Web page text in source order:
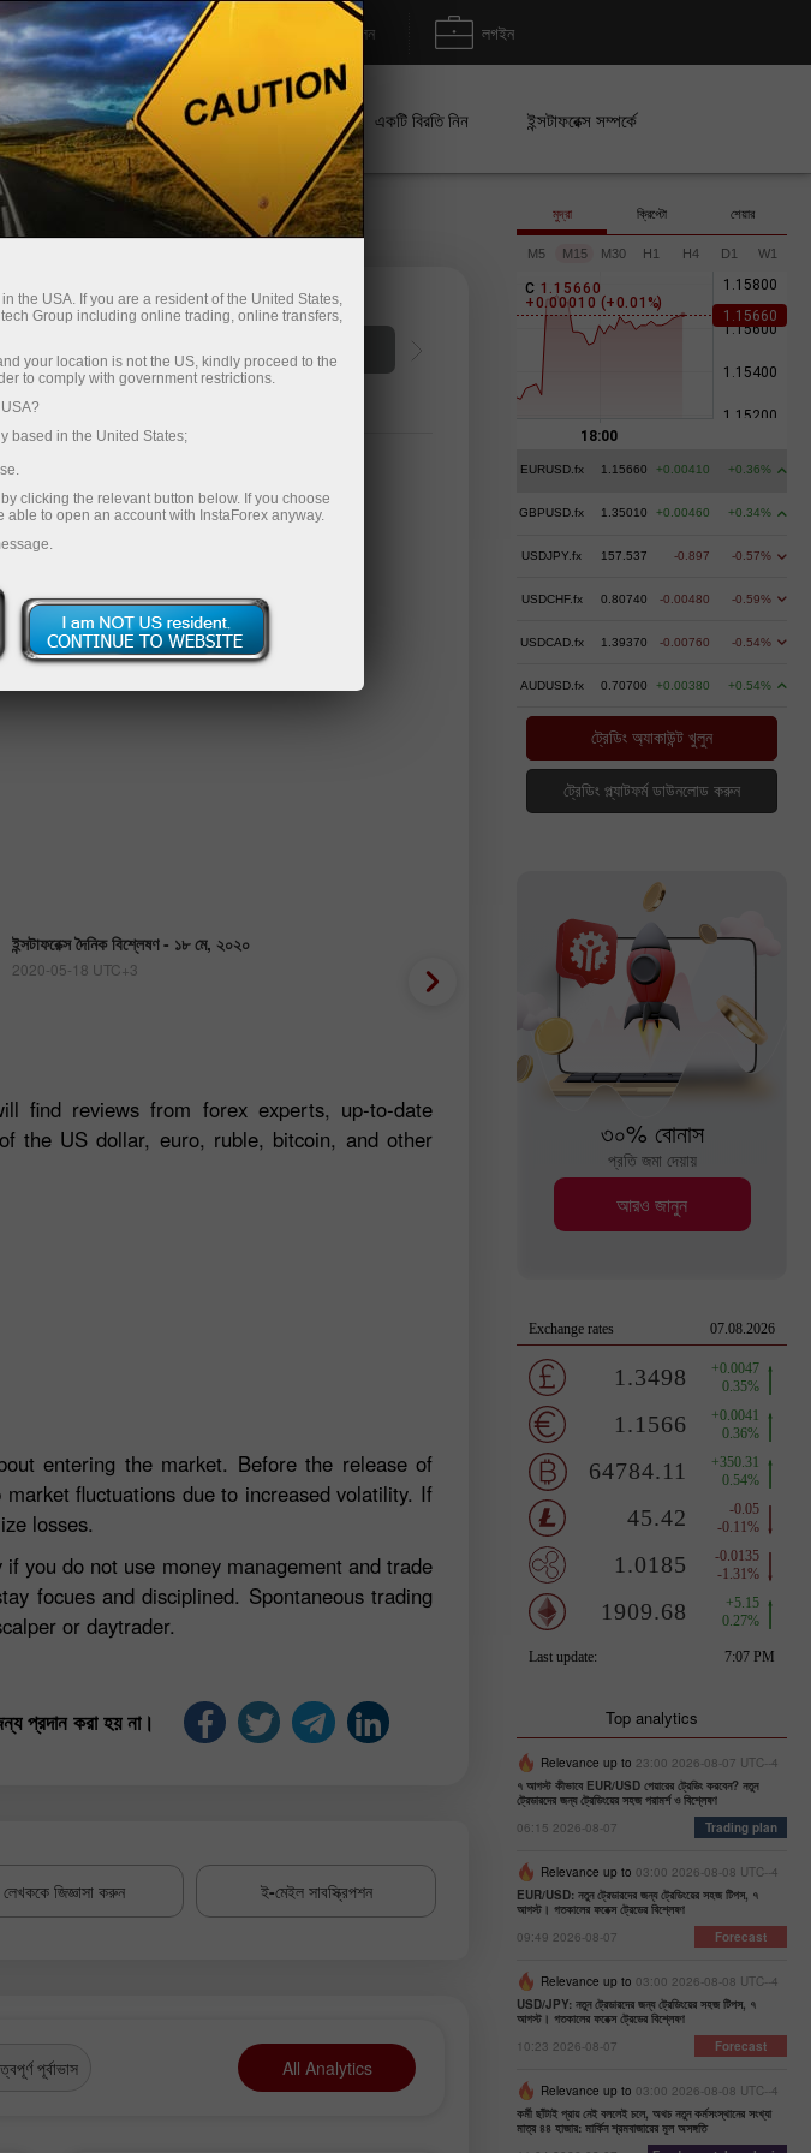
ট্রেডিং প্ল্যাটফর্ম জমা/উত্তোলন লগইন
অংশীদারদের জন্য ক্যাম্পেইন একটি বিরতি নিন ইন্সটাফরেক্স সম্পর্কে
ইন্সটাফরেক্স দৈনিক বিশ্লেষণ - ১৮ মে, ২০২০
2020-05-18 UTC+3
ইন্সটাফরেক্স দৈনিক বিশ্লেষণ - (১৪ মে,
2020-05-14 UTC+3
find reviews from forex experts, up-to-date
the US dollar, euro, ruble, bitcoin, and other
entering the market. Before the release of
fluctuations due to increased volatility. If
losses.
you do not use money management and trade
focues and disciplined. Spontaneous trading
or daytrader.
প্রদান করা হয় না।
লেখককে জিজ্ঞাসা করুন ই-মেইল সাবস্ক্রিপশন
পূর্বাভাস All Analytics
মুদ্রা ক্রিপ্টো শেয়ার
M5 M15 M30 H1 H4 D1 W1
C 1 . 1 5660
+0.000 1 0 (+0.0 1 %)
EURUSD.fx 1.15660 +0.00410 +0.36%
GBPUSD.fx 1.35010 +0.00460 +0.34%
USDJPY.fx 157.537 -0.897 -0.57%
USDCHF.fx 0.80740 -0.00480 -0.59%
USDCAD.fx 1.39370 -0.00760 -0.54%
AUDUSD.fx 0.70700 +0.00380 +0.54%
ট্রেডিং অ্যাকাউন্ট খুলুন
ট্রেডিং প্ল্যাটফর্ম ডাউনলোড করুন
৩০% বোনাস
প্রতি জমা দেয়ায়
আরও জানুন
Top analytics
Relevance up to 23:00 2026-08-07 UTC--4
৭ আগস্ট কীভাবে EUR/USD পেয়ারের ট্রেডিং করবেন? নতুন
ট্রেডারদের জন্য ট্রেডিংয়ের সহজ পরামর্শ ও বিশ্লেষণ
06:15 2026-08-07
Trading plan
Relevance up to 03:00 2026-08-08 UTC--4
EUR/USD: নতুন ট্রেডারদের জন্য ট্রেডিংয়ের সহজ টিপস, ৭
আগস্ট। গতকালের ফরেক্স ট্রেডের বিশ্লেষণ
09:49 2026-08-07
Forecast
Relevance up to 03:00 2026-08-08 UTC--4
USD/JPY: নতুন ট্রেডারদের জন্য ট্রেডিংয়ের সহজ টিপস, ৭
আগস্ট। গতকালের ফরেক্স ট্রেডের বিশ্লেষণ
10:23 2026-08-07
Forecast
Relevance up to 03:00 2026-08-08 UTC--4
কর্মী ছাঁটাই প্রায় নেই বললেই চলে, অথচ নতুন কর্মসংস্থানের সংখ্যা
মাত্র ৪৪ হাজার: মার্কিন শ্রমবাজারের মূল অসঙ্গতি
the USA. If you are a resident of the United States,
Group including online trading, online transfers,
your location is not the US, kindly proceed to the
to comply with government restrictions.
based in the United States;
clicking the relevant button below. If you choose
to open an account with InstaForex anyway.